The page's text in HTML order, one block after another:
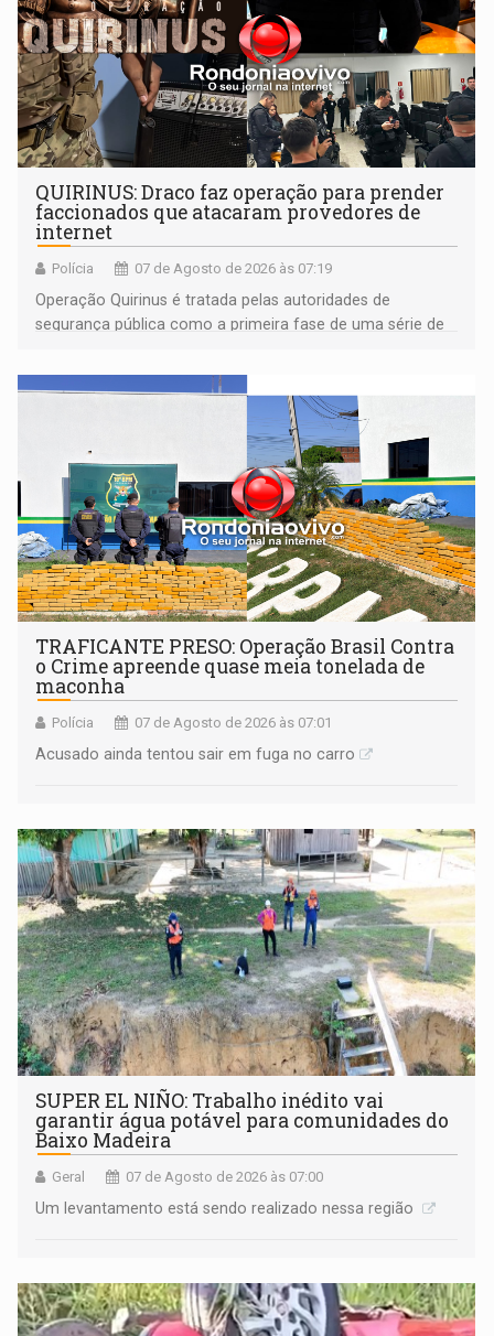
QUIRINUS: Draco faz operação para prender
faccionados que atacaram provedores de
internet
Polícia 07 de Agosto de 2026 às 07:19
Operação Quirinus é tratada pelas autoridades de
segurança pública como a primeira fase de uma série de
TRAFICANTE PRESO: Operação Brasil Contra
o Crime apreende quase meia tonelada de
maconha
Polícia 07 de Agosto de 2026 às 07:01
Acusado ainda tentou sair em fuga no carro
SUPER EL NIÑO: Trabalho inédito vai
garantir água potável para comunidades do
Baixo Madeira
Geral 07 de Agosto de 2026 às 07:00
Um levantamento está sendo realizado nessa região